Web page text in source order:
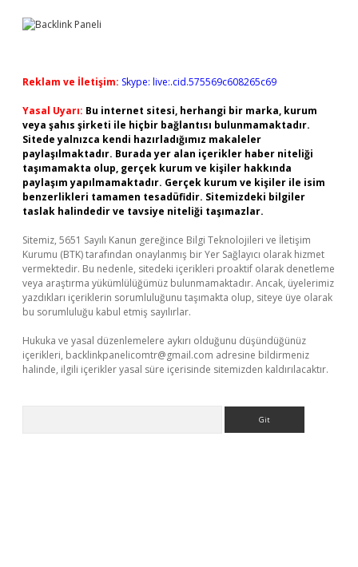
Reklam ve İletişim: Skype: live:.cid.575569c608265c69
Yasal Uyarı: Bu internet sitesi, herhangi bir marka, kurum
veya şahıs şirketi ile hiçbir bağlantısı bulunmamaktadır.
Sitede yalnızca kendi hazırladığımız makaleler
paylaşılmaktadır. Burada yer alan içerikler haber niteliği
taşımamakta olup, gerçek kurum ve kişiler hakkında
paylaşım yapılmamaktadır. Gerçek kurum ve kişiler ile isim
benzerlikleri tamamen tesadüfidir. Sitemizdeki bilgiler
taslak halindedir ve tavsiye niteliği taşımazlar.
Sitemiz, 5651 Sayılı Kanun gereğince Bilgi Teknolojileri ve İletişim
Kurumu (BTK) tarafından onaylanmış bir Yer Sağlayıcı olarak hizmet
vermektedir. Bu nedenle, sitedeki içerikleri proaktif olarak denetleme
veya araştırma yükümlülüğümüz bulunmamaktadır. Ancak, üyelerimiz
yazdıkları içeriklerin sorumluluğunu taşımakta olup, siteye üye olarak
bu sorumluluğu kabul etmiş sayılırlar.
Hukuka ve yasal düzenlemelere aykırı olduğunu düşündüğünüz
içerikleri, backlinkpanelicomtr@gmail.com adresine bildirmeniz
halinde, ilgili içerikler yasal süre içerisinde sitemizden kaldırılacaktır.